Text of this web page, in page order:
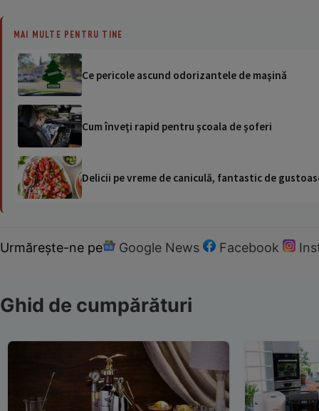
MAI MULTE PENTRU TINE
Ce pericole ascund odorizantele de maşină
Cum înveţi rapid pentru şcoala de şoferi
Delicii pe vreme de caniculă, fantastic de
Urmărește-ne pe Google News Facebook
Ghid de cumpărături